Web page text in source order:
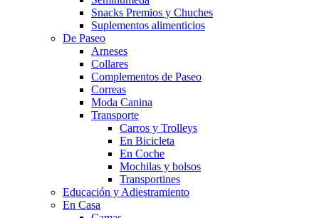
Snacks Premios y Chuches
Suplementos alimenticios
De Paseo
Arneses
Collares
Complementos de Paseo
Correas
Moda Canina
Transporte
Carros y Trolleys
En Bicicleta
En Coche
Mochilas y bolsos
Transportines
Educación y Adiestramiento
En Casa